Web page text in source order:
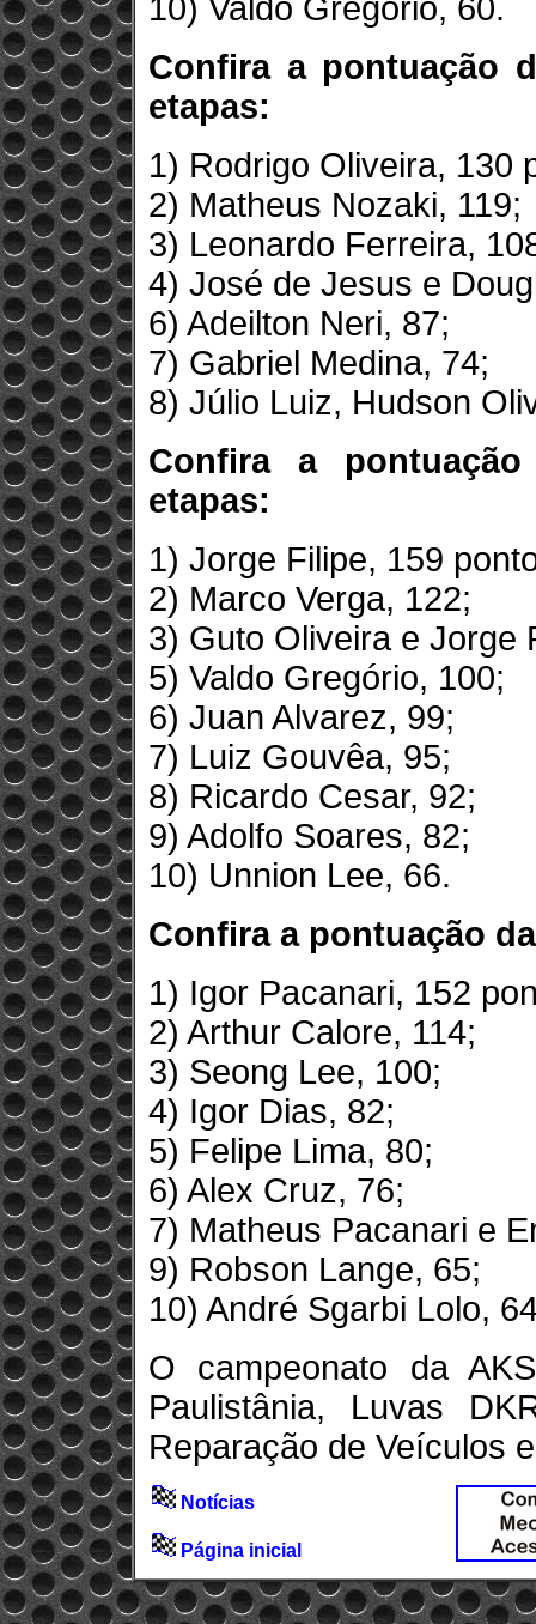
10) Valdo Gregório, 60.
Confira a pontuação
etapas:
1) Rodrigo Oliveira, 130
2) Matheus Nozaki, 119;
3) Leonardo Ferreira,
4) José de Jesus e
6) Adeilton Neri, 87;
7) Gabriel Medina, 74;
8) Júlio Luiz, Hudson
Confira a
etapas:
1) Jorge Filipe, 159
2) Marco Verga, 122;
3) Guto Oliveira e Jorge
5) Valdo Gregório, 100;
6) Juan Alvarez, 99;
7) Luiz Gouvêa, 95;
8) Ricardo Cesar, 92;
9) Adolfo Soares, 82;
10) Unnion Lee, 66.
Confira a pontuação
1) Igor Pacanari, 152
2) Arthur Calore, 114;
3) Seong Lee, 100;
4) Igor Dias, 82;
5) Felipe Lima, 80;
6) Alex Cruz, 76;
7) Matheus Pacanari e
9) Robson Lange, 65;
10) André Sgarbi Lolo,
O campeonato da
Paulistânia, Luvas
Reparação de Veículos
Notícias
Página inicial